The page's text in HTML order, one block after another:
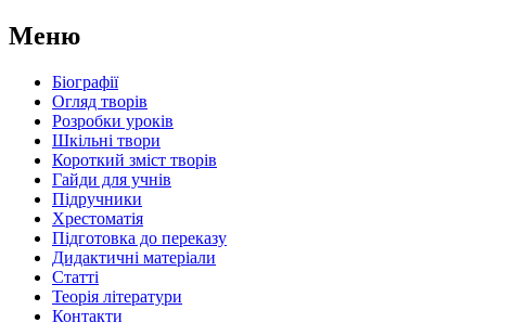
Меню
Біографії
Огляд творів
Розробки уроків
Шкільні твори
Короткий зміст творів
Гайди для учнів
Підручники
Хрестоматія
Підготовка до переказу
Дидактичні матеріали
Статті
Теорія літератури
Контакти